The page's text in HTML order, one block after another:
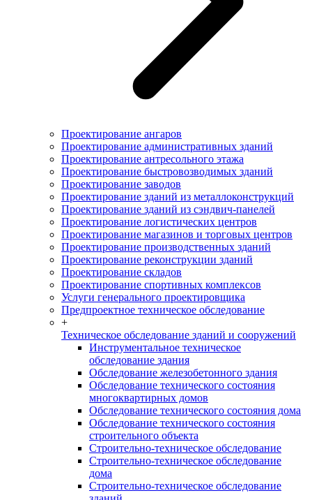
Проектирование ангаров
Проектирование административных зданий
Проектирование антресольного этажа
Проектирование быстровозводимых зданий
Проектирование заводов
Проектирование зданий из металлоконструкций
Проектирование зданий из сэндвич-панелей
Проектирование логистических центров
Проектирование магазинов и торговых центров
Проектирование производственных зданий
Проектирование реконструкции зданий
Проектирование складов
Проектирование спортивных комплексов
Услуги генерального проектировщика
Предпроектное техническое обследование
+
Техническое обследование зданий и сооружений
Инструментальное техническое
обследование здания
Обследование железобетонного здания
Обследование технического состояния
многоквартирных домов
Обследование технического состояния дома
Обследование технического состояния
строительного объекта
Строительно-техническое обследование
Строительно-техническое обследование
дома
Строительно-техническое обследование